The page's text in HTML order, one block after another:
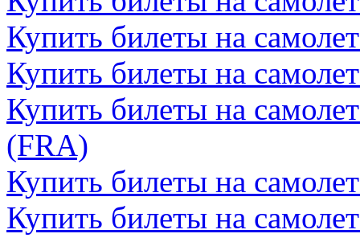
Купить билеты на
Купить билеты на
Купить билеты на
(FRA)
Купить билеты на
Купить билеты на